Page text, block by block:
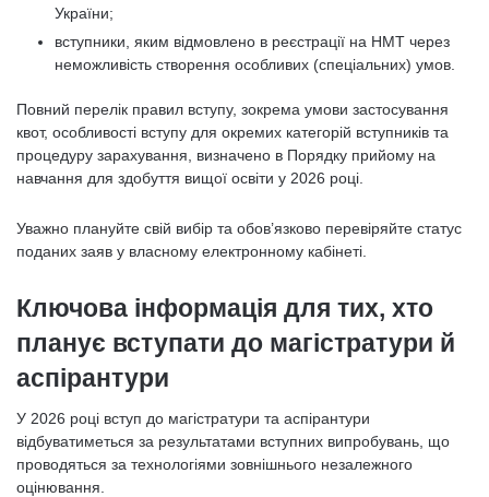
України;
вступники, яким відмовлено в реєстрації на НМТ через
неможливість створення особливих (спеціальних) умов.
Повний перелік правил вступу, зокрема умови застосування
квот, особливості вступу для окремих категорій вступників та
процедуру зарахування, визначено в Порядку прийому на
навчання для здобуття вищої освіти у 2026 році.
Уважно плануйте свій вибір та обов’язково перевіряйте статус
поданих заяв у власному електронному кабінеті.
Ключова інформація для тих, хто
планує вступати до магістратури й
аспірантури
У 2026 році вступ до магістратури та аспірантури
відбуватиметься за результатами вступних випробувань, що
проводяться за технологіями зовнішнього незалежного
оцінювання.